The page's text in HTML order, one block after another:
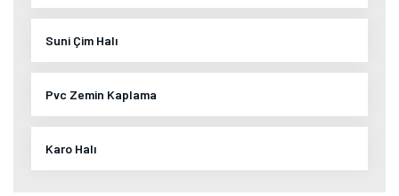
Suni Çim Halı
Pvc Zemin Kaplama
Karo Halı